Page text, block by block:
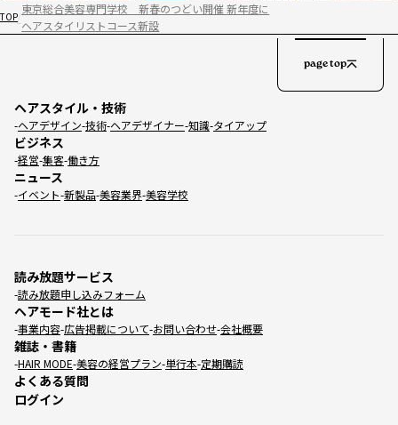
TOP
東京総合美容専門学校 新春のつどい開催 新年度に
ヘアスタイリストコース新設
ヘアスタイル・技術
ヘアデザイン 技術 ヘアデザイナー 知識 タイアップ
ビジネス
経営 集客 働き方
ニュース
イベント 新製品 美容業界 美容学校
読み放題サービス
読み放題申し込みフォーム
ヘアモード社とは
事業内容 広告掲載について お問い合わせ 会社概要
雑誌・書籍
HAIR MODE 美容の経営プラン 単行本 定期購読
よくある質問
ログイン
page top